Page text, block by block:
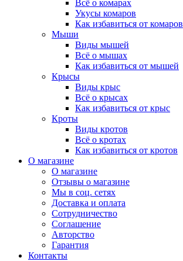
Всё о комарах
Укусы комаров
Как избавиться от комаров
Мыши
Виды мышей
Всё о мышах
Как избавиться от мышей
Крысы
Виды крыс
Всё о крысах
Как избавиться от крыс
Кроты
Виды кротов
Всё о кротах
Как избавиться от кротов
О магазине
О магазине
Отзывы о магазине
Мы в соц. сетях
Доставка и оплата
Сотрудничество
Соглашение
Авторство
Гарантия
Контакты